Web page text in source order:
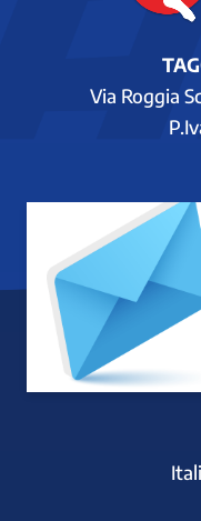
Via Roggia